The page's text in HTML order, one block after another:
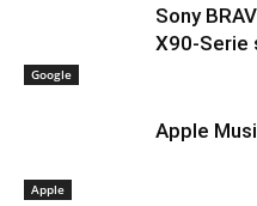
Google
Sony
X90-Serie
Apple
Apple